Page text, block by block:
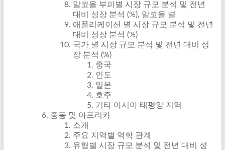
알코올 부피별 시장 규모 분석 및 전년
대비 성장 분석 (%), 알코올 별
애플리케이션 별 시장 규모 분석 및 전년
대비 성장 분석 (%)
국가 별 시장 규모 분석 및 전년 대비 성
장 분석 (%)
중국
인도
일본
호주
기타 아시아 태평양 지역
중동 및 아프리카
소개
주요 지역별 역학 관계
유형별 시장 규모 분석 및 전년 대비 성